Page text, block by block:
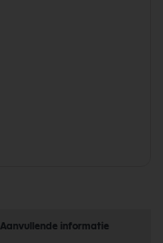
Aanvullende informatie